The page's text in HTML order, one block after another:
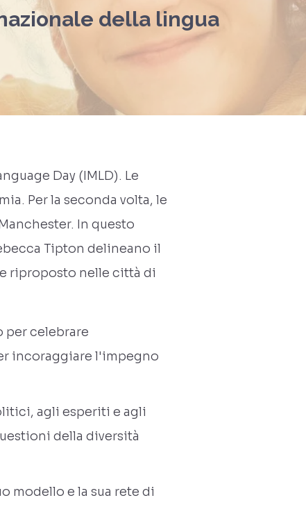
della lingua
Day (IMLD). Le
Per la seconda volta, le
In questo
Tipton delineano il
riproposto nelle città di
per celebrare
incoraggiare l'impegno
agli esperiti e agli
della diversità
modello e la sua rete di